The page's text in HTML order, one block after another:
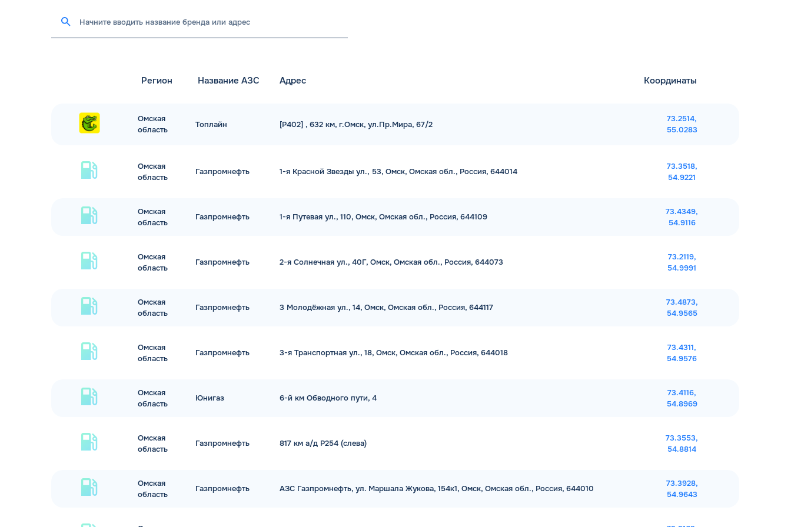
Регион Название АЗС Адрес Координаты
Омская
область
Топлайн [Р402] , 632 км, г.Омск, ул.Пр.Мира, 67/2
73.2514,
55.0283
Омская
область
Газпромнефть 1-я Красной Звезды ул., 53, Омск, Омская обл., Россия, 644014
73.3518,
54.9221
Омская
область
Газпромнефть 1-я Путевая ул., 110, Омск, Омская обл., Россия, 644109
73.4349,
54.9116
Омская
область
Газпромнефть 2-я Солнечная ул., 40Г, Омск, Омская обл., Россия, 644073
73.2119,
54.9991
Омская
область
Газпромнефть 3 Молодёжная ул., 14, Омск, Омская обл., Россия, 644117
73.4873,
54.9565
Омская
область
Газпромнефть 3-я Транспортная ул., 18, Омск, Омская обл., Россия, 644018
73.4311,
54.9576
Омская
область
Юнигаз 6-й км Обводного пути, 4
73.4116,
54.8969
Омская
область
Газпромнефть 817 км а/д Р254 (слева)
73.3553,
54.8814
Омская
область
Газпромнефть АЗС Газпромнефть, ул. Маршала Жукова, 154к1, Омск, Омская обл., Россия, 644010
73.3928,
54.9643